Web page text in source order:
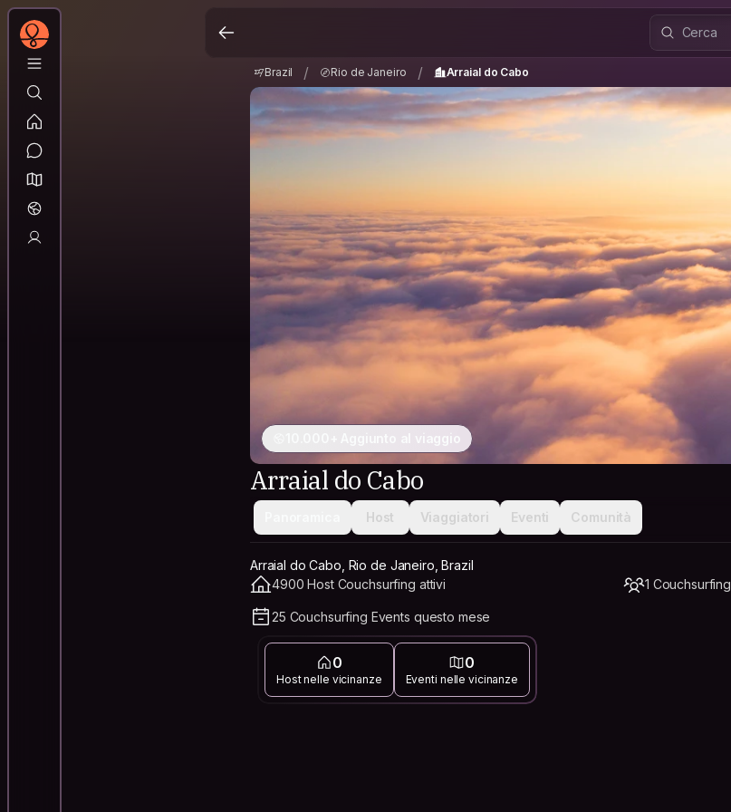
Brazil / Rio de Janeiro / Arraial do Cabo
10.000+ Aggiunto al viaggio
Arraial do Cabo
Host Viaggiatori Eventi Comunità
Arraial do Cabo, Rio de Janeiro, Brazil
4900 Host Couchsurfing attivi
1
25 Couchsurfing Events questo mese
0
Host nelle vicinanze
0
Eventi nelle vicinanze